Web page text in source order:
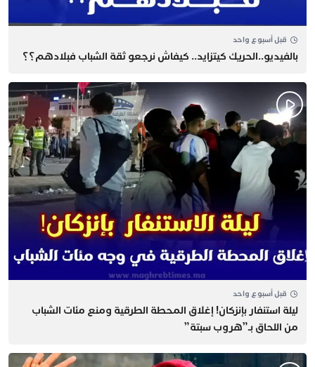
قبل أسبوع واحد
بالفيديو..الحريك كيتزايد.. كيفاش نرجعو ثقة الشباب فبلادهم؟؟
قبل أسبوع واحد
​ليلة استنفار بإنزكان! إغلاق المحطة الطرقية ومنع مئات الشباب
من اللحاق بـ”هروب سبتة”